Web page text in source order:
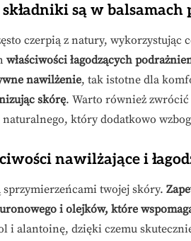
są w balsamach
czerpią z natury, wykorzystując
właściwości łagodzących
nawilżenie, tak istotne dla
skórę. Warto również zwrócić
który dodatkowo
nawilżające i
sprzymierzeńcami twojej skóry.
i olejków, które
i alantoinę, dzięki czemu